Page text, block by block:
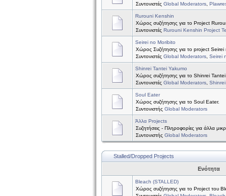
Συντονιστές Global Moderators
Rurouni Kenshin
Χώρος συζήτησης για το Project
Συντονιστές Rurouni Kenshin Project
Seirei no Moribito
Χώρος Συζήτησης για το project Seirei
Συντονιστές Global Moderators Seirei
Shinrei Tantei Yakumo
Χώρος συζήτησης για το Shinrei
Συντονιστές Global Moderators
Soul Eater
Χώρος συζήτησης για το Soul Eater.
Συντονιστής Global Moderators
Άλλα Projects
Συζητήσεις - Πληροφορίες για άλλα
Συντονιστής Global Moderators
Stalled/Dropped Projects
Ενότητα
Bleach (STALLED)
Χώρος συζήτησης για το Project του